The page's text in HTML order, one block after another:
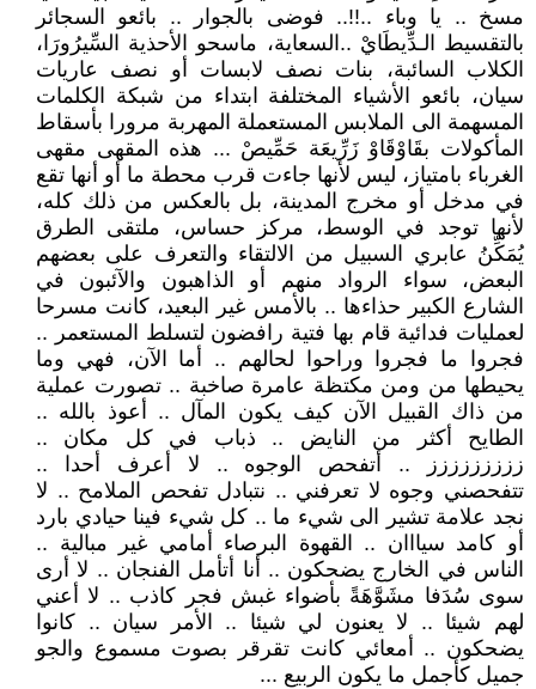
مسخ .. يا وباء ..!!.. فوضى بالجوار .. بائعو السجائر
بالتقسيط الـدِّيطَايْ ..السعاية، ماسحو الأحذية السِّيرُورَا،
الكلاب السائبة، بنات نصف لابسات أو نصف عاريات
سيان، بائعو الأشياء المختلفة ابتداء من شبكة الكلمات
المسهمة الى الملابس المستعملة المهربة مرورا بأسقاط
المأكولات بقَاوْقَاوْ زَرِّيعَة حَمِّيصْ ... هذه المقهى مقهى
الغرباء بامتياز، ليس لأنها جاءت قرب محطة ما أو أنها تقع
في مدخل أو مخرج المدينة، بل بالعكس من ذلك كله،
لأنها توجد في الوسط، مركز حساس، ملتقى الطرق
يُمَكِّنُ عابري السبيل من الالتقاء والتعرف على بعضهم
البعض، سواء الرواد منهم أو الذاهبون والآئبون في
الشارع الكبير حذاءها .. بالأمس غير البعيد، كانت مسرحا
لعمليات فدائية قام بها فتية رافضون لتسلط المستعمر ..
فجروا ما فجروا وراحوا لحالهم .. أما الآن، فهي وما
يحيطها من ومن مكتظة عامرة صاخبة .. تصورت عملية
من ذاك القبيل الآن كيف يكون المآل .. أعوذ بالله ..
الطايح أكثر من النايض .. ذباب في كل مكان ..
ززززززززز .. أتفحص الوجوه .. لا أعرف أحدا ..
تتفحصني وجوه لا تعرفني .. نتبادل تفحص الملامح .. لا
نجد علامة تشير الى شيء ما .. كل شيء فينا حيادي بارد
أو كامد سيااان .. القهوة البرصاء أمامي غير مبالية ..
الناس في الخارج يضحكون .. أنا أتأمل الفنجان .. لا أرى
سوى سُدَفا مشَوَّهَةً بأضواء غبش فجر كاذب .. لا أعني
لهم شيئا .. لا يعنون لي شيئا .. الأمر سيان .. كانوا
يضحكون .. أمعائي كانت تقرقر بصوت مسموع والجو
جميل كأجمل ما يكون الربيع ...